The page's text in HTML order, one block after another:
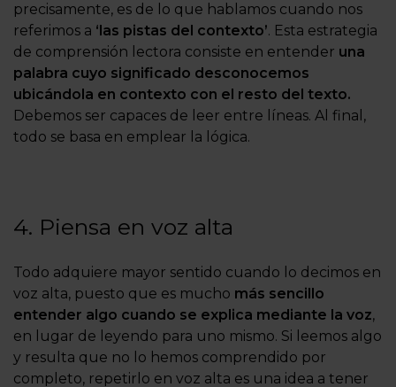
precisamente, es de lo que hablamos cuando nos
referimos a ‘las pistas del contexto’. Esta estrategia
de comprensión lectora consiste en entender una
palabra cuyo significado desconocemos
ubicándola en contexto con el resto del texto.
Debemos ser capaces de leer entre líneas. Al final,
todo se basa en emplear la lógica.
4. Piensa en voz alta
Todo adquiere mayor sentido cuando lo decimos en
voz alta, puesto que es mucho más sencillo
entender algo cuando se explica mediante la voz,
en lugar de leyendo para uno mismo. Si leemos algo
y resulta que no lo hemos comprendido por
completo, repetirlo en voz alta es una idea a tener